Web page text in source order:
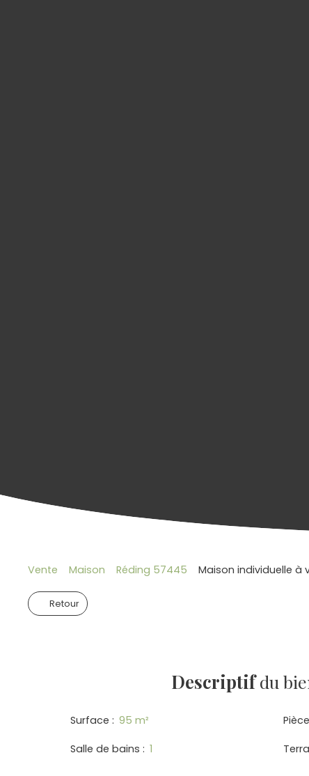
Vente Maison Réding 57445 Maison individuelle à
Retour
Descriptifdu
Surface : 95 m²
Salle de bains : 1